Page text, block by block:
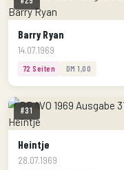
Barry Ryan
14.07.1969
72 Seiten DM 1,00
#31
Heintje
28.07.1969